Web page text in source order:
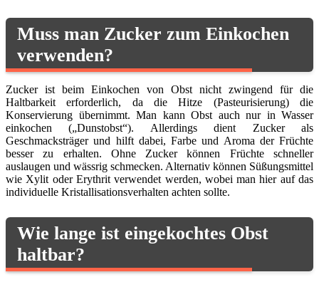
Muss man Zucker zum Einkochen
verwenden?
Zucker ist beim Einkochen von Obst nicht zwingend für die
Haltbarkeit erforderlich, da die Hitze (Pasteurisierung) die
Konservierung übernimmt. Man kann Obst auch nur in Wasser
einkochen („Dunstobst“). Allerdings dient Zucker als
Geschmacksträger und hilft dabei, Farbe und Aroma der Früchte
besser zu erhalten. Ohne Zucker können Früchte schneller
auslaugen und wässrig schmecken. Alternativ können Süßungsmittel
wie Xylit oder Erythrit verwendet werden, wobei man hier auf das
individuelle Kristallisationsverhalten achten sollte.
Wie lange ist eingekochtes Obst
haltbar?